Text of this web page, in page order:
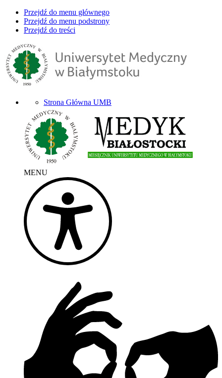
Przejdź do menu głównego
Przejdź do menu podstrony
Przejdź do treści
Strona Główna UMB
MENU